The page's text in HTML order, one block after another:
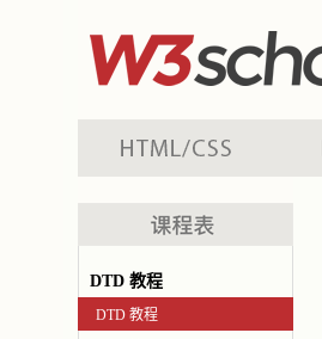
DTD 教程
DTD 教程